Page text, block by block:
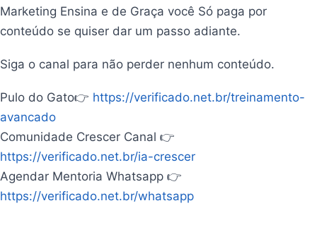
Marketing Ensina e de Graça você Só paga por
conteúdo se quiser dar um passo adiante.
Siga o canal para não perder nenhum conteúdo.
Pulo do Gato👉 https://verificado.net.br/treinamento-
avancado
Comunidade Crescer Canal 👉
https://verificado.net.br/ia-crescer
Agendar Mentoria Whatsapp 👉
https://verificado.net.br/whatsapp